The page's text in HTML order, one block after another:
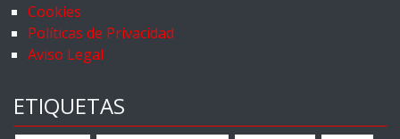
Cookies
Políticas de Privacidad
Aviso Legal
ETIQUETAS